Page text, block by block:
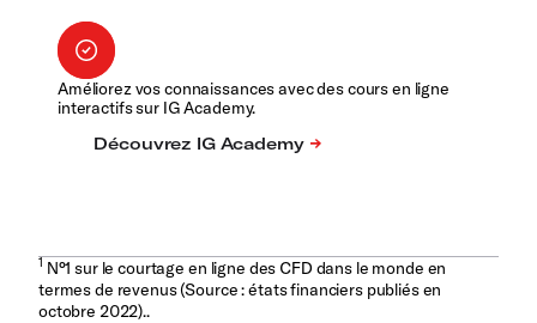
Améliorez vos connaissances avec des cours en ligne
interactifs sur IG Academy.
1N°1 sur le courtage en ligne des CFD dans le monde en
termes de revenus (Source : états financiers publiés en
octobre 2022)..